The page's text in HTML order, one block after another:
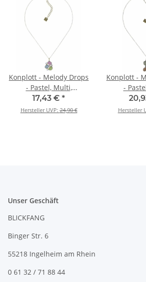
Konplott - Melody Drops
- Pastel, Multi,
Antikmessing, Halskette
mit Anhänger
17,43 € *
Hersteller UVP:24,90 €
Konplott -
-
mit
Hersteller
Unser Geschäft
BLICKFANG
Binger Str. 6
55218 Ingelheim am Rhein
0 61 32 / 71 88 44